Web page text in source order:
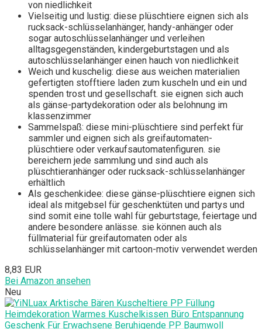
von niedlichkeit
Vielseitig und lustig: diese plüschtiere eignen sich als
rucksack-schlüsselanhänger, handy-anhänger oder
sogar autoschlüsselanhänger und verleihen
alltagsgegenständen, kindergeburtstagen und als
autoschlüsselanhänger einen hauch von niedlichkeit
Weich und kuschelig: diese aus weichen materialien
gefertigten stofftiere laden zum kuscheln und ein und
spenden trost und gesellschaft. sie eignen sich auch
als gänse-partydekoration oder als belohnung im
klassenzimmer
Sammelspaß: diese mini-plüschtiere sind perfekt für
sammler und eignen sich als greifautomaten-
plüschtiere oder verkaufsautomatenfiguren. sie
bereichern jede sammlung und sind auch als
plüschtieranhänger oder rucksack-schlüsselanhänger
erhältlich
Als geschenkidee: diese gänse-plüschtiere eignen sich
ideal als mitgebsel für geschenktüten und partys und
sind somit eine tolle wahl für geburtstage, feiertage und
andere besondere anlässe. sie können auch als
füllmaterial für greifautomaten oder als
schlüsselanhänger mit cartoon-motiv verwendet werden
8,83 EUR
Bei Amazon ansehen
Neu